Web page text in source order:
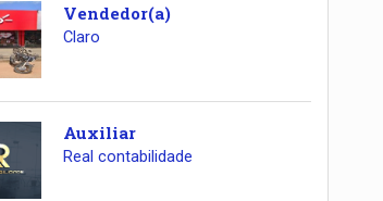
Vendedor(a)
Claro
Auxiliar
Real contabilidade